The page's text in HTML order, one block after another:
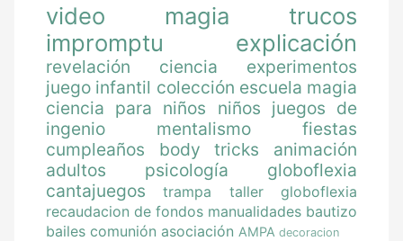
video magia
trucos
impromptu
explicación
revelación ciencia
experimentos
juego infantil colección escuela magia
ciencia para niños
niños juegos de
ingenio
mentalismo
fiestas
cumpleaños
body tricks
animación
adultos
psicología
globoflexia
cantajuegos
trampa
taller globoflexia
recaudacion de fondos manualidades bautizo
bailes comunión asociación AMPA decoracion